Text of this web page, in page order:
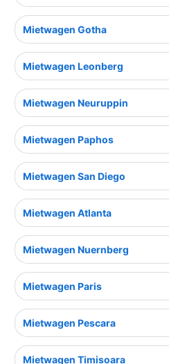
Mietwagen Gotha
Mietwagen Leonberg
Mietwagen Neuruppin
Mietwagen Paphos
Mietwagen San Diego
Mietwagen Atlanta
Mietwagen Nuernberg
Mietwagen Paris
Mietwagen Pescara
Mietwagen Timisoara